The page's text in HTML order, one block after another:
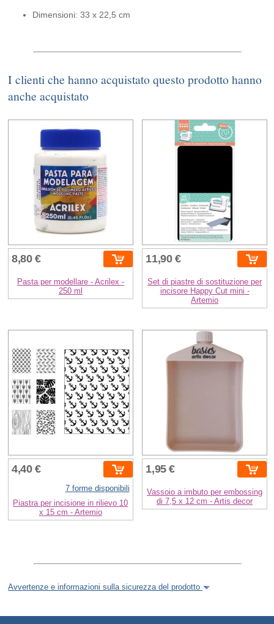
Dimensioni: 33 x 22,5 cm
I clienti che hanno acquistato questo prodotto hanno
anche acquistato
8,80 €
Pasta per modellare - Acrilex -
250 ml
11,90 €
Set di piastre di sostituzione per
incisore Happy Cut mini -
Artemio
4,40 €
7 forme disponibili
Piastra per incisione in rilievo 10
x 15 cm - Artemio
1,95 €
Vassoio a imbuto per embossing
di 7,5 x 12 cm - Artis decor
Avvertenze e informazioni sulla sicurezza del prodotto